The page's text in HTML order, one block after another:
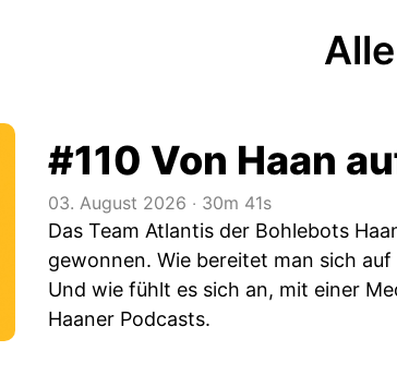
#110 Von Haan
03. August 2026 ‧ 30m 41s
Das Team Atlantis der Bohlebots
gewonnen. Wie bereitet man sich
Und wie fühlt es sich an, mit einer
Haaner Podcasts.